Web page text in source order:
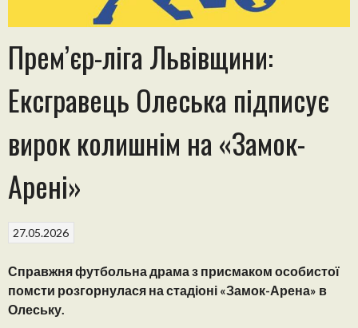
Прем’єр-ліга Львівщини:
Ексгравець Олеська підписує
вирок колишнім на «Замок-
Арені»
27.05.2026
Справжня футбольна драма з присмаком особистої
помсти розгорнулася на стадіоні «Замок-Арена» в
Олеську.